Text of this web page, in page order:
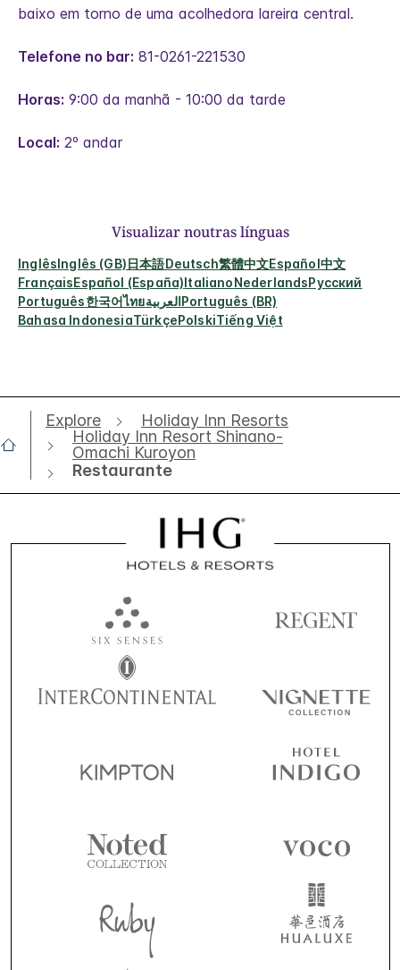
baixo em torno de uma acolhedora lareira central.
Telefone no bar: 81-0261-221530
Horas: 9:00 da manhã - 10:00 da tarde
Local: 2º andar
Visualizar noutras línguas
InglêsInglês (GB)日本語Deutsch繁體中文Español中文
FrançaisEspañol (España)ItalianoNederlandsРусский
Português한국어ไทยالعربيةPortuguês (BR)
Bahasa IndonesiaTürkçePolskiTiếng Việt
Explore
Holiday Inn Resorts
Holiday Inn Resort Shinano-
Omachi Kuroyon
Restaurante